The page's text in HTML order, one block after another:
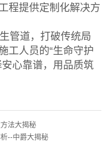
程提供定制化解决方
道，打破传统局
工人员的“生命守护
心靠谱，用品质筑
法大揭秘
--中爵大揭秘